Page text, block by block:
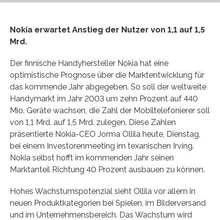
Nokia erwartet Anstieg der Nutzer von 1,1 auf 1,5
Mrd.
Der finnische Handyhersteller Nokia hat eine
optimistische Prognose über die Marktentwicklung für
das kommende Jahr abgegeben. So soll der weltweite
Handymarkt im Jahr 2003 um zehn Prozent auf 440
Mio. Geräte wachsen, die Zahl der Mobiltelefonierer soll
von 1,1 Mrd. auf 1,5 Mrd. zulegen. Diese Zahlen
präsentierte Nokia-CEO Jorma Ollila heute, Dienstag,
bei einem Investorenmeeting im texanischen Irving.
Nokia selbst hofft im kommenden Jahr seinen
Marktanteil Richtung 40 Prozent ausbauen zu können.
Hohes Wachstumspotenzial sieht Ollila vor allem in
neuen Produktkategorien bei Spielen, im Bilderversand
und im Unternehmensbereich. Das Wachstum wird